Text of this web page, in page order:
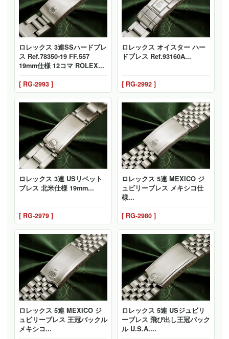
ロレックス 3連SSハードブレ
ス Ref.78350-19 FF.557
19mm仕様 12コマ ROLEX...
[ RG-2993 ]
ロレックス オイスター ハー
ドブレス Ref.93160A...
[ RG-2992 ]
ロレックス 3連 USリベット
ブレス 北米仕様 19mm...
[ RG-2979 ]
ロレックス 5連 MEXICO ジ
ュビリーブレス メキシコ仕
様...
[ RG-2980 ]
ロレックス 5連 MEXICO ジ
ュビリーブレス 王冠バックル
メキシコ...
ロレックス 5連 USジュビリ
ーブレス 飛び出し王冠バック
ル U.S.A....